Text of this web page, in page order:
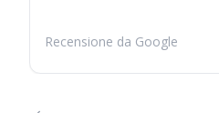
Recensione da Google